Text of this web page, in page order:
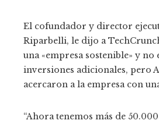
El cofundador y director
Riparbelli, le dijo a
una «empresa sostenible» y no
inversiones adicionales, pero
acercaron a la empresa con
“Ahora tenemos más de